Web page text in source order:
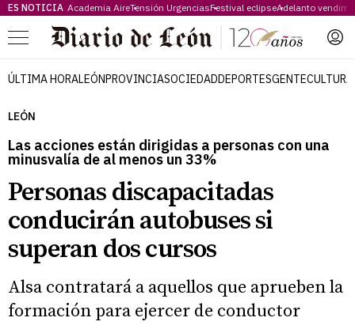
ES NOTICIA Academia AireTensión UrgenciasFestival eclipseAdelanto
Menú
ÚLTIMA HORALEÓNPROVINCIASOCIEDADDEPORTESGENTECULTURA
LEÓN
Las acciones están dirigidas a personas con una
minusvalía de al menos un 33%
Personas discapacitadas
conducirán autobuses si
superan dos cursos
Alsa contratará a aquellos que aprueben la
formación para ejercer de conductor